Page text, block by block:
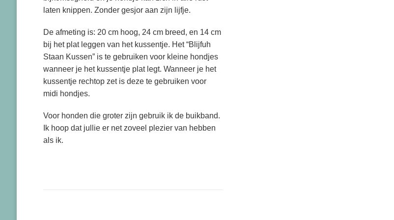
laten knippen. Zonder gesjor aan zijn lijfje.
De afmeting is: 20 cm hoog, 24 cm breed, en 14 cm
bij het plat leggen van het kussentje. Het “Blijfuh
Staan Kussen” is te gebruiken voor kleine hondjes
wanneer je het kussentje plat legt. Wanneer je het
kussentje rechtop zet is deze te gebruiken voor
midi hondjes.
Voor honden die groter zijn gebruik ik de buikband.
Ik hoop dat jullie er net zoveel plezier van hebben
als ik.